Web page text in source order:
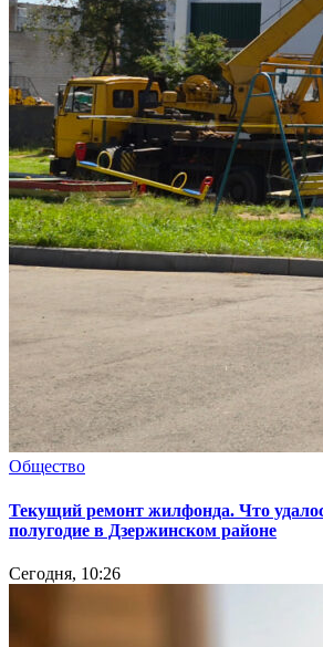
Общество
Текущий ремонт жилфонда. Что
полугодие в Дзержинском районе
Сегодня, 10:26